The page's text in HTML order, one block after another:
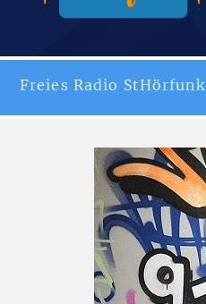
Freies Radio StHörfunk